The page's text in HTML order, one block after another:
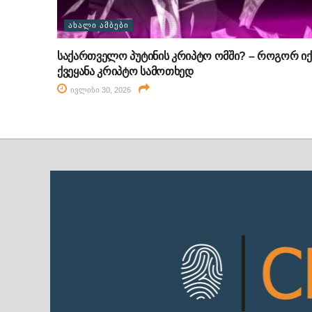
ᲐᲮᲐᲚᲘ ᲐᲛᲑᲔᲑᲘ
საქართველო პუტინის კრიპტო ომში? – როგორ
ქვეყანა კრიპტო სამოთხედ
ივლისი 30, 2026